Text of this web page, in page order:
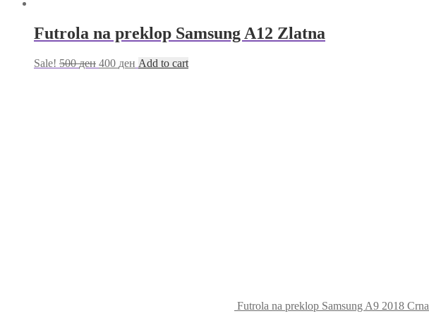
Futrola na preklop Samsung A12 Zlatna
Sale! 500ден 400 ден Add to cart
Futrola na preklop Samsung A9 2018 Crna